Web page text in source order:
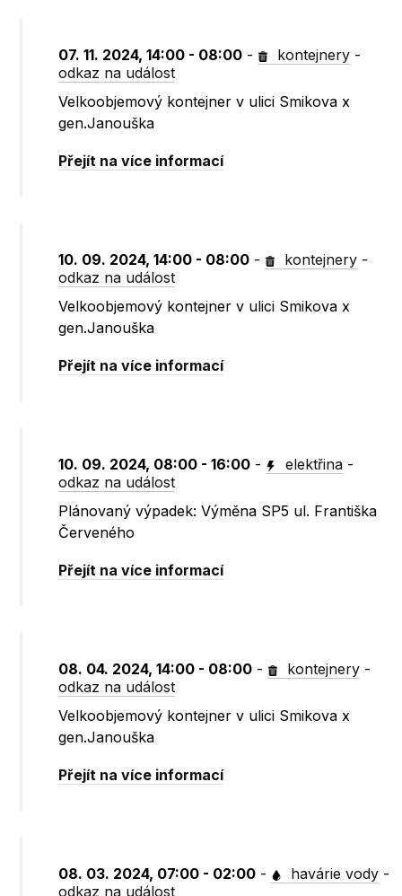
07. 11. 2024, 14:00 - 08:00 - kontejnery -
odkaz na událost
Velkoobjemový kontejner v ulici Smikova x
gen.Janouška
Přejít na více informací
10. 09. 2024, 14:00 - 08:00 - kontejnery -
odkaz na událost
Velkoobjemový kontejner v ulici Smikova x
gen.Janouška
Přejít na více informací
10. 09. 2024, 08:00 - 16:00 - elektřina -
odkaz na událost
Plánovaný výpadek: Výměna SP5 ul. Františka
Červeného
Přejít na více informací
08. 04. 2024, 14:00 - 08:00 - kontejnery -
odkaz na událost
Velkoobjemový kontejner v ulici Smikova x
gen.Janouška
Přejít na více informací
08. 03. 2024, 07:00 - 02:00 - havárie vody -
odkaz na událost